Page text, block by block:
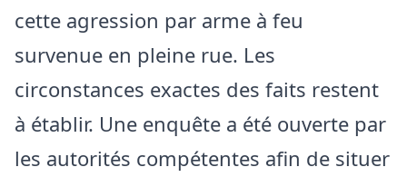
cette agression par arme à feu
survenue en pleine rue. Les
circonstances exactes des faits restent
à établir. Une enquête a été ouverte par
les autorités compétentes afin de situer